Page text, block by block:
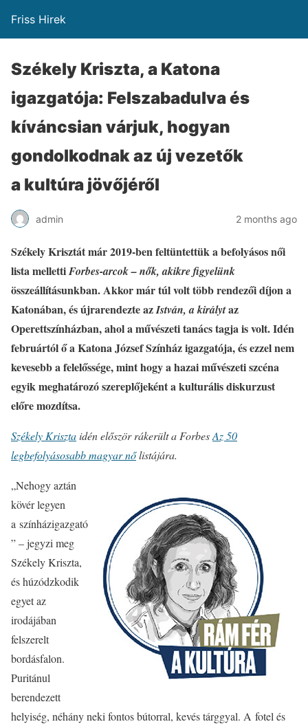
Friss Hirek
Székely Kriszta, a Katona
igazgatója: Felszabadulva és
kíváncsian várjuk, hogyan
gondolkodnak az új vezetők
a kultúra jövőjéről
admin 2 months ago
Székely Krisztát már 2019-ben feltüntettük a befolyásos női
lista mellettiForbes-arcok – nők, akikre figyelünk
összeállításunkban. Akkor már túl volt több rendezői díjon a
Katonában, és újrarendezte azIstván, a királytaz
Operettszínházban, ahol a művészeti tanács tagja is volt. Idén
februártól ő a Katona József Színház igazgatója, és ezzel nem
kevesebb a felelőssége, mint hogy a hazai művészeti szcéna
egyik meghatározó szereplőjeként a kulturális diskurzust
előre mozdítsa.
Székely Kriszta idén először rákerült a ForbesAz 50
legbefolyásosabb magyar nőlistájára.
„Nehogy aztán
kövér legyen
a színházigazgató
” – jegyzi meg
Székely Kriszta,
és húzódzkodik
egyet az
irodájában
felszerelt
bordásfalon.
Puritánul
berendezett
helyiség, néhány neki fontos bútorral, kevés tárggyal. A fotel és